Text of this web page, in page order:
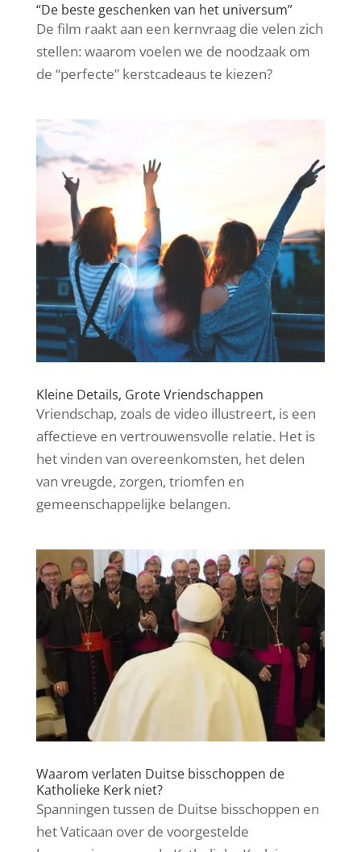
“De beste geschenken van het universum”
De film raakt aan een kernvraag die velen zich
stellen: waarom voelen we de noodzaak om
de “perfecte” kerstcadeaus te kiezen?
Kleine Details, Grote Vriendschappen
Vriendschap, zoals de video illustreert, is een
affectieve en vertrouwensvolle relatie. Het is
het vinden van overeenkomsten, het delen
van vreugde, zorgen, triomfen en
gemeenschappelijke belangen.
Waarom verlaten Duitse bisschoppen de
Katholieke Kerk niet?
Spanningen tussen de Duitse bisschoppen en
het Vaticaan over de voorgestelde